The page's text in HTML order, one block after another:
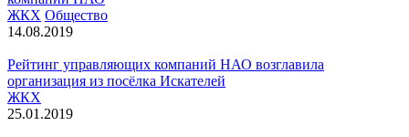
ЖКХ Общество
14.08.2019
Рейтинг управляющих компаний НАО возглавила
организация из посёлка Искателей
ЖКХ
25.01.2019